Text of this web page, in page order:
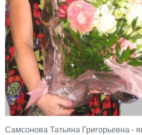
Самсонова Татьяна Григорьевна -